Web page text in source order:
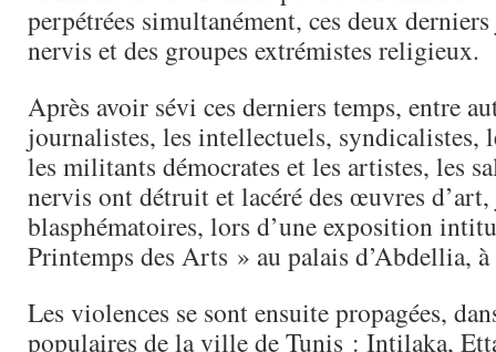
perpétrées simultanément, ces deux
nervis et des groupes extrémistes religieux.
Après avoir sévi ces derniers temps, entre
journalistes, les intellectuels, syndicalistes,
les militants démocrates et les artistes, les
nervis ont détruit et lacéré des œuvres d’art,
blasphématoires, lors d’une exposition
Printemps des Arts » au palais d’Abdellia,
Les violences se sont ensuite propagées,
populaires de la ville de Tunis : Intilaka,